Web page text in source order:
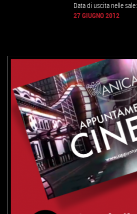
Data di uscita nelle sale:
27 GIUGNO 2012